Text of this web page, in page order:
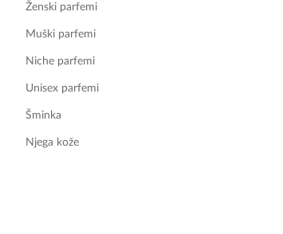
Ženski parfemi
Muški parfemi
Niche parfemi
Unisex parfemi
Šminka
Njega kože